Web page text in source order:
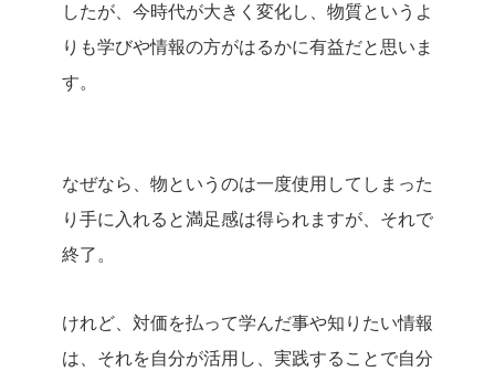
したが、今時代が大きく変化し、物質というよ
りも学びや情報の方がはるかに有益だと思いま
す。
なぜなら、物というのは一度使用してしまった
り手に入れると満足感は得られますが、それで
終了。
けれど、対価を払って学んだ事や知りたい情報
は、それを自分が活用し、実践することで自分